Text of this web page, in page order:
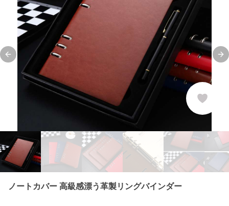
Previous slide
ノートカバー 高級感漂う革製リングバインダー